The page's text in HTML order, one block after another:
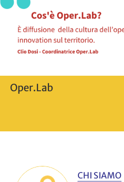
Open Innovation in
Oper.Lab
Oper.Lab
Oper.Lab
Oper.Lab
Oper.Lab
Oper.Lab
CHI SIAMO